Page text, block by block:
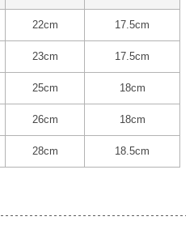
22cm 17.5cm
23cm 17.5cm
25cm 18cm
26cm 18cm
28cm 18.5cm